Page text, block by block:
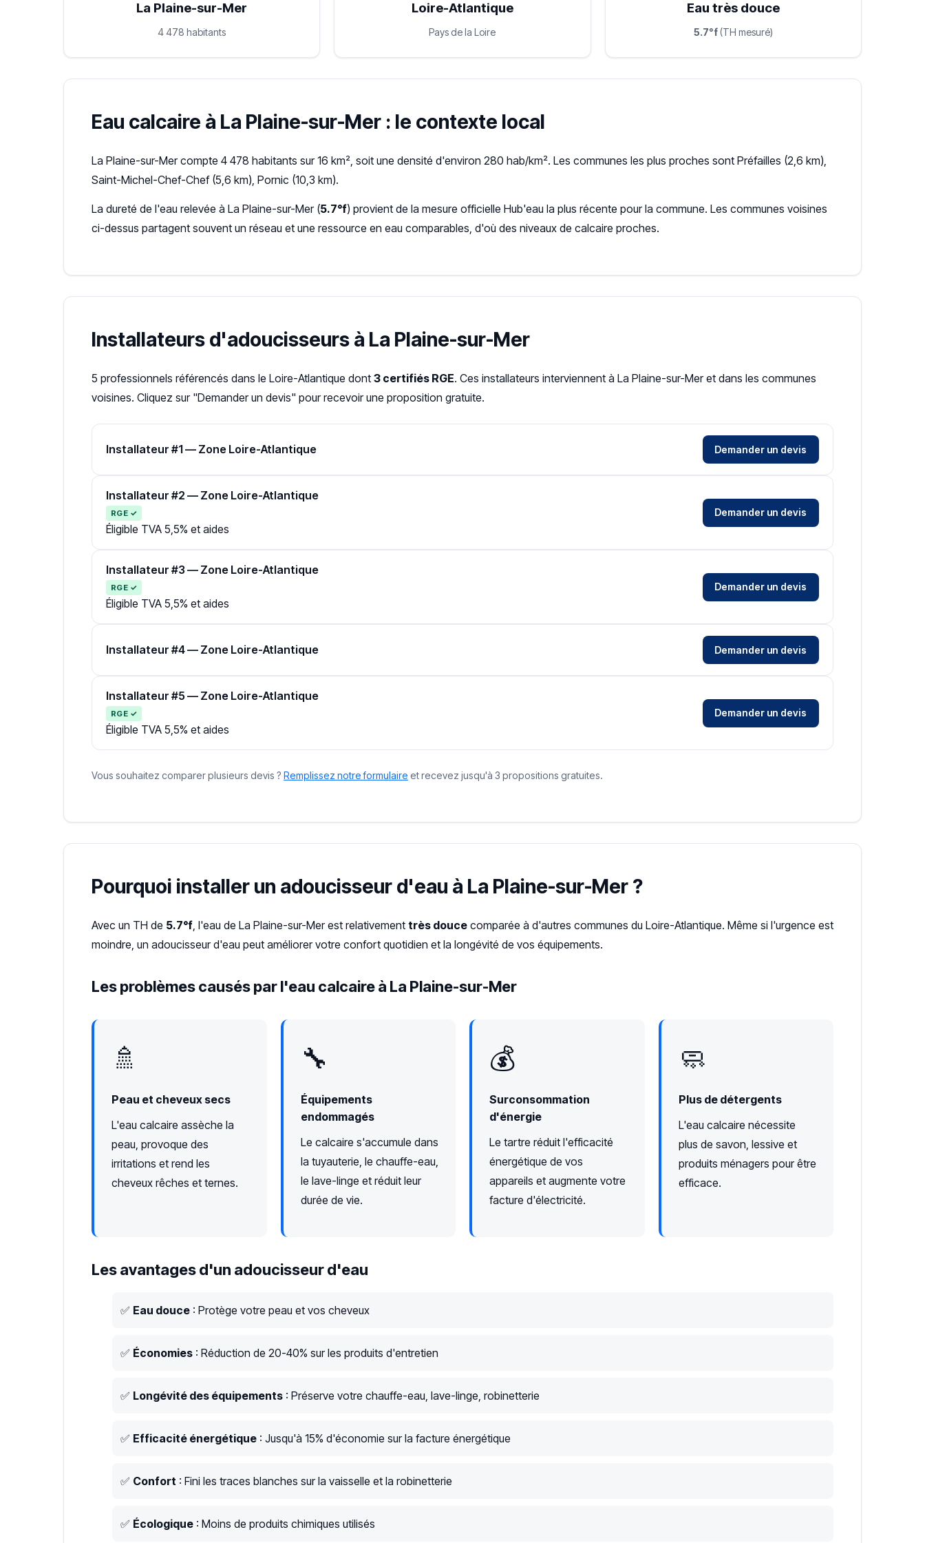
La Plaine-sur-Mer
4 478 habitants
Loire-Atlantique
Pays de la Loire
Eau très douce
5.7°f(TH mesuré)
Eau calcaire à La Plaine-sur-Mer : le contexte local
La Plaine-sur-Mer compte 4 478 habitants sur 16 km², soit une densité d'environ 280 hab/km². Les communes les plus proches sont Préfailles (2,6 km),
Saint-Michel-Chef-Chef (5,6 km), Pornic (10,3 km).
La dureté de l'eau relevée à La Plaine-sur-Mer (5.7°f) provient de la mesure officielle Hub'eau la plus récente pour la commune. Les communes voisines
ci-dessus partagent souvent un réseau et une ressource en eau comparables, d'où des niveaux de calcaire proches.
Installateurs d'adoucisseurs à La Plaine-sur-Mer
5 professionnels référencés dans le Loire-Atlantique dont 3 certifiés RGE. Ces installateurs interviennent à La Plaine-sur-Mer et dans les communes
voisines. Cliquez sur "Demander un devis" pour recevoir une proposition gratuite.
Installateur #1 — Zone Loire-Atlantique Demander un devis
Installateur #2 — Zone Loire-Atlantique
RGE ✓
Éligible TVA 5,5% et aides
Demander un devis
Installateur #3 — Zone Loire-Atlantique
RGE ✓
Éligible TVA 5,5% et aides
Demander un devis
Installateur #4 — Zone Loire-Atlantique Demander un devis
Installateur #5 — Zone Loire-Atlantique
RGE ✓
Éligible TVA 5,5% et aides
Demander un devis
Vous souhaitez comparer plusieurs devis ? Remplissez notre formulaire et recevez jusqu'à 3 propositions gratuites.
Pourquoi installer un adoucisseur d'eau à La Plaine-sur-Mer ?
Avec un TH de 5.7°f, l'eau de La Plaine-sur-Mer est relativement très douce comparée à d'autres communes du Loire-Atlantique. Même si l'urgence est
moindre, un adoucisseur d'eau peut améliorer votre confort quotidien et la longévité de vos équipements.
Les problèmes causés par l'eau calcaire à La Plaine-sur-Mer
🚿
Peau et cheveux secs
L'eau calcaire assèche la
peau, provoque des
irritations et rend les
cheveux rêches et ternes.
🔧
Équipements
endommagés
Le calcaire s'accumule dans
la tuyauterie, le chauffe-eau,
le lave-linge et réduit leur
durée de vie.
💰
Surconsommation
d'énergie
Le tartre réduit l'efficacité
énergétique de vos
appareils et augmente votre
facture d'électricité.
🧼
Plus de détergents
L'eau calcaire nécessite
plus de savon, lessive et
produits ménagers pour être
efficace.
Les avantages d'un adoucisseur d'eau
✅ Eau douce : Protège votre peau et vos cheveux
✅ Économies : Réduction de 20-40% sur les produits d'entretien
✅ Longévité des équipements : Préserve votre chauffe-eau, lave-linge, robinetterie
✅ Efficacité énergétique : Jusqu'à 15% d'économie sur la facture énergétique
✅ Confort : Fini les traces blanches sur la vaisselle et la robinetterie
✅ Écologique : Moins de produits chimiques utilisés